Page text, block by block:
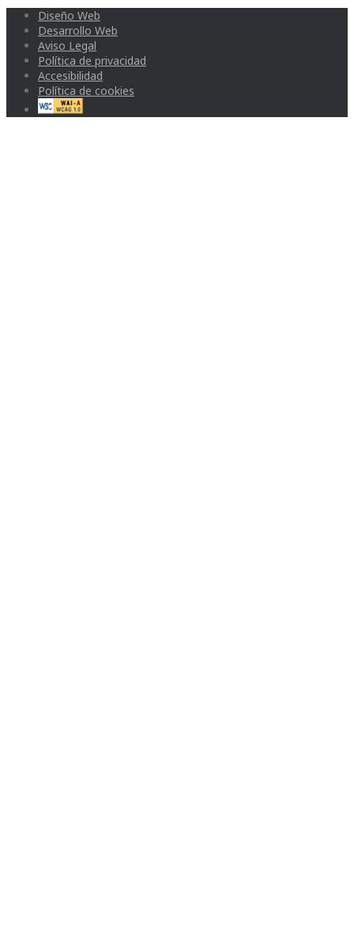
Diseño Web
Desarrollo Web
Aviso Legal
Política de privacidad
Accesibilidad
Política de cookies